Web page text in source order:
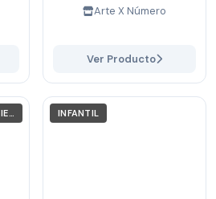
Arte X Número
Ver Producto
MANUALIDADES, ARTE Y TIEMPO LIBRE INFANTIL